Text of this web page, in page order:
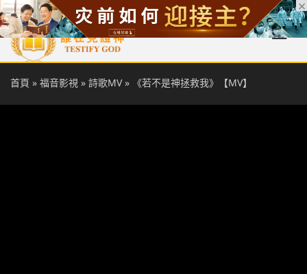
首頁 每日靈糧 天國福音 基督徒見證 信仰解答 聖經
首頁 » 福音影視 » 詩歌MV» 《若不是神拯救我》【MV】